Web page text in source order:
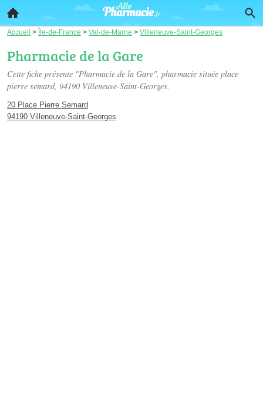
Accueil > Île-de-France > Val-de-Marne > Villeneuve-Saint-Georges
Pharmacie de la Gare
Cette fiche présente "Pharmacie de la Gare", pharmacie située place
pierre semard, 94190 Villeneuve-Saint-Georges.
20 Place Pierre Semard
94190 Villeneuve-Saint-Georges